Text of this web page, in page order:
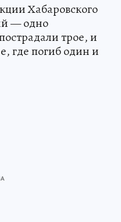
Хабаровского
— одно
трое, и
где погиб один и